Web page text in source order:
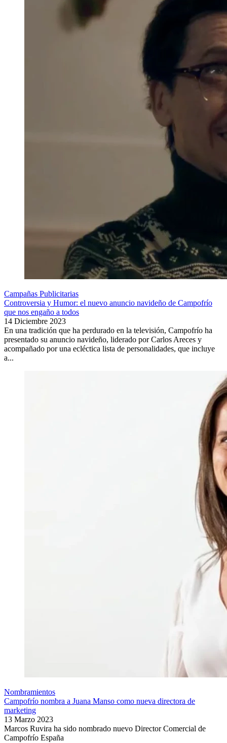
Campañas Publicitarias
Controversia y Humor: el nuevo anuncio navideño de Campofrío
que nos engaño a todos
14 Diciembre 2023
En una tradición que ha perdurado en la televisión, Campofrío ha
presentado su anuncio navideño, liderado por Carlos Areces y
acompañado por una ecléctica lista de personalidades, que incluye
a...
Nombramientos
Campofrío nombra a Juana Manso como nueva directora de
marketing
13 Marzo 2023
Marcos Ruvira ha sido nombrado nuevo Director Comercial de
Campofrío España